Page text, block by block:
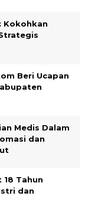
Kokohkan
Beri Ucapan
Medis Dalam
dan
Tahun
dan